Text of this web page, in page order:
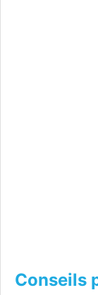
Conseils